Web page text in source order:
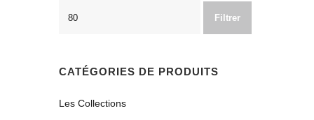
Filtrer
CATÉGORIES DE PRODUITS
Les Collections